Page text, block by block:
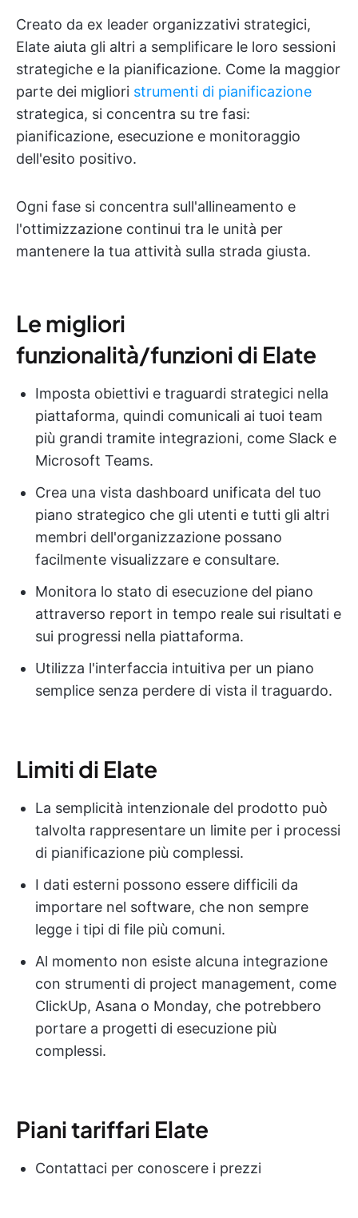
Creato da ex leader organizzativi strategici,
Elate aiuta gli altri a semplificare le loro sessioni
strategiche e la pianificazione. Come la maggior
parte dei migliori strumenti di pianificazione
strategica, si concentra su tre fasi:
pianificazione, esecuzione e monitoraggio
dell'esito positivo.
Ogni fase si concentra sull'allineamento e
l'ottimizzazione continui tra le unità per
mantenere la tua attività sulla strada giusta.
Le migliori
funzionalità/funzioni di Elate
Imposta obiettivi e traguardi strategici nella
piattaforma, quindi comunicali ai tuoi team
più grandi tramite integrazioni, come Slack e
Microsoft Teams.
Crea una vista dashboard unificata del tuo
piano strategico che gli utenti e tutti gli altri
membri dell'organizzazione possano
facilmente visualizzare e consultare.
Monitora lo stato di esecuzione del piano
attraverso report in tempo reale sui risultati e
sui progressi nella piattaforma.
Utilizza l'interfaccia intuitiva per un piano
semplice senza perdere di vista il traguardo.
Limiti di Elate
La semplicità intenzionale del prodotto può
talvolta rappresentare un limite per i processi
di pianificazione più complessi.
I dati esterni possono essere difficili da
importare nel software, che non sempre
legge i tipi di file più comuni.
Al momento non esiste alcuna integrazione
con strumenti di project management, come
ClickUp, Asana o Monday, che potrebbero
portare a progetti di esecuzione più
complessi.
Piani tariffari Elate
Contattaci per conoscere i prezzi